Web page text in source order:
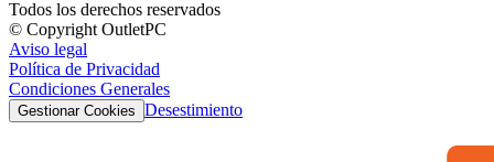
Todos los derechos reservados
© Copyright OutletPC
Aviso legal
Política de Privacidad
Condiciones Generales
Gestionar Cookies Desestimiento